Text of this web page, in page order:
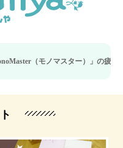
ノマスター）」の疲労回復・睡